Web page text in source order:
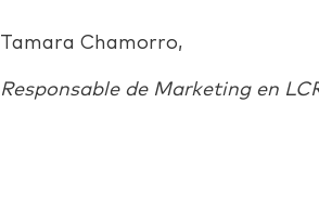
Tamara Chamorro,
Responsable de Marketing en